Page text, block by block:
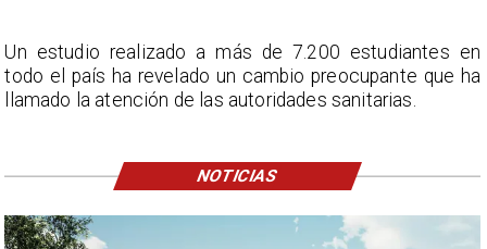
Un estudio realizado a más de 7.200 estudiantes en
todo el país ha revelado un cambio preocupante que ha
llamado la atención de las autoridades sanitarias.
NOTICIAS